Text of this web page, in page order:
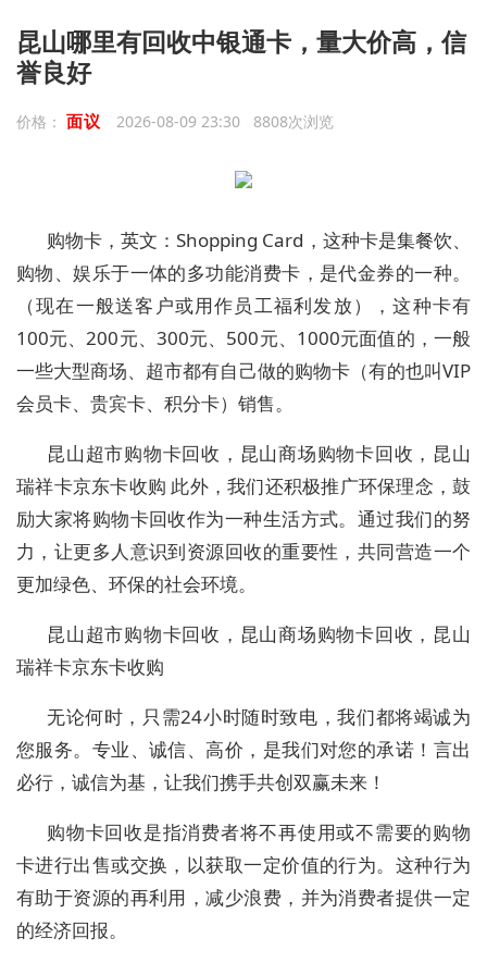
昆山哪里有回收中银通卡，量大价高，信
誉良好
价格： 面议 2026-08-09 23:30 8808次浏览
购物卡，英文：Shopping Card，这种卡是集餐饮、
购物、娱乐于一体的多功能消费卡，是代金券的一种。
（现在一般送客户或用作员工福利发放），这种卡有
100元、200元、300元、500元、1000元面值的，一般
一些大型商场、超市都有自己做的购物卡（有的也叫VIP
会员卡、贵宾卡、积分卡）销售。
昆山超市购物卡回收，昆山商场购物卡回收，昆山
瑞祥卡京东卡收购 此外，我们还积极推广环保理念，鼓
励大家将购物卡回收作为一种生活方式。通过我们的努
力，让更多人意识到资源回收的重要性，共同营造一个
更加绿色、环保的社会环境。
昆山超市购物卡回收，昆山商场购物卡回收，昆山
瑞祥卡京东卡收购
无论何时，只需24小时随时致电，我们都将竭诚为
您服务。专业、诚信、高价，是我们对您的承诺！言出
必行，诚信为基，让我们携手共创双赢未来！
购物卡回收是指消费者将不再使用或不需要的购物
卡进行出售或交换，以获取一定价值的行为。这种行为
有助于资源的再利用，减少浪费，并为消费者提供一定
的经济回报。